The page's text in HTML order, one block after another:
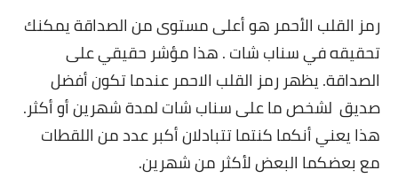
رمز القلب الأحمر هو أعلى مستوى من الصداقة يمكنك
تحقيقه في سناب شات . هذا مؤشر حقيقي على
الصداقة. يظهر رمز القلب الاحمر عندما تكون أفضل
صديق لشخص ما على سناب شات لمدة شهرين أو أكثر.
هذا يعني أنكما كنتما تتبادلان أكبر عدد من اللقطات
مع بعضكما البعض لأكثر من شهرين.